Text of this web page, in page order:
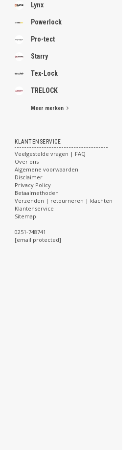
Lynx
Powerlock
Pro-tect
Starry
Tex-Lock
TRELOCK
Meer merken
KLANTENSERVICE
Veelgestelde vragen | FAQ
Over ons
Algemene voorwaarden
Disclaimer
Privacy Policy
Betaalmethoden
Verzenden | retourneren | klachten
Klantenservice
Sitemap
0251-748741
[email protected]